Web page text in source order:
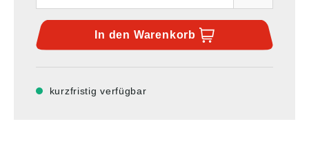
In den Warenkorb
kurzfristig verfügbar